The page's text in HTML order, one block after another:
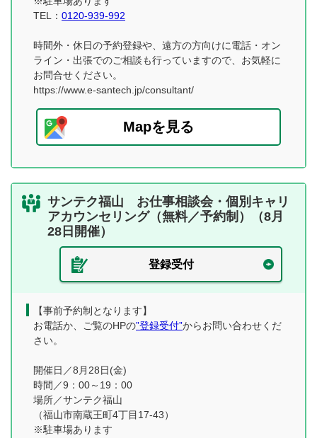
TEL： 0120-939-992
時間外・休日の予約登録や、遠方の方向けに電話・オン
ライン・出張でのご相談も行っていますので、お気軽に
お問合せください。
https://www.e-santech.jp/consultant/
Mapを見る
サンテク福山 お仕事相談会・個別キャリ
アカウンセリング（無料／予約制）（8月
28日開催）
登録受付
【事前予約制となります】
お電話か、ご覧のHPの”登録受付”からお問い合わせくだ
さい。
開催日／8月28日(金)
時間／9：00～19：00
場所／サンテク福山
（福山市南蔵王町4丁目17-43）
※駐車場あります